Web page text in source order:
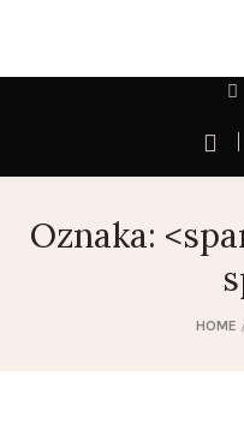
Oznaka:
HOME